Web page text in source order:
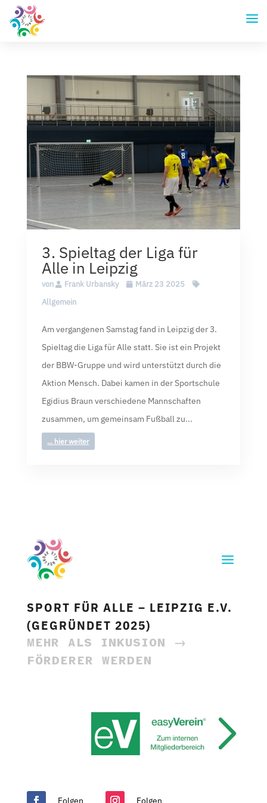
3.⁠ ⁠Spieltag der Liga für
Alle in Leipzig
von Frank Urbansky
März 23 2025
Allgemein
Am vergangenen Samstag fand in Leipzig der 3.
Spieltag die Liga für Alle statt. Sie ist ein Projekt
der BBW-Gruppe und wird unterstützt durch die
Aktion Mensch. Dabei kamen in der Sportschule
Egidius Braun verschiedene Mannschaften
zusammen, um gemeinsam Fußball zu...
... hier weiter
SPORT FÜR ALLE – LEIPZIG E.V.
(GEGRÜNDET 2025)
MEHR ALS INKUSION →
FÖRDERER WERDEN
Folgen Folgen